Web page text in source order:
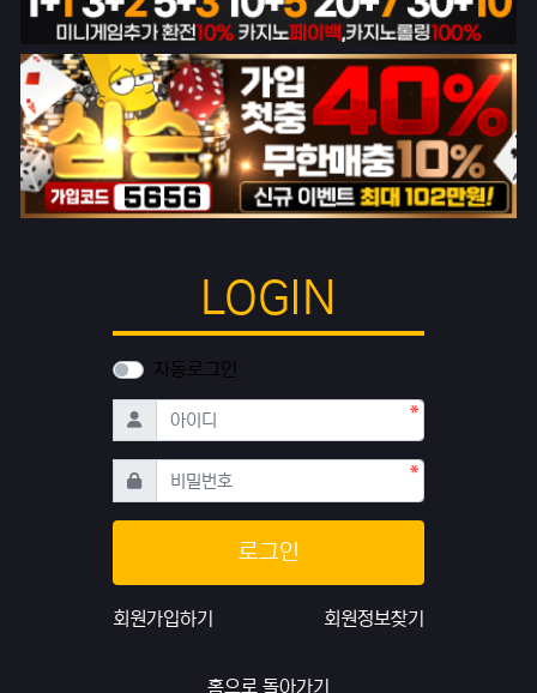
LOGIN
자동로그인
아이디 필수
비밀번호필수
로그인
회원가입하기 회원정보찾기
홈으로 돌아가기